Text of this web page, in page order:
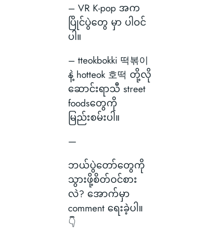
– VR K-pop အက
ပြိုင်ပွဲတွေ မှာ ပါဝင်
ပါ။
– tteokbokki 떡볶이
နဲ့ hotteok 호떡 တို့လို
ဆောင်းရာသီ street
foodsတွေကို
မြည်းစမ်းပါ။
—
ဘယ်ပွဲတော်တွေကို
သွားဖို့စိတ်ဝင်စား
လဲ? အောက်မှာ
comment ရေးခဲ့ပါ။
👇